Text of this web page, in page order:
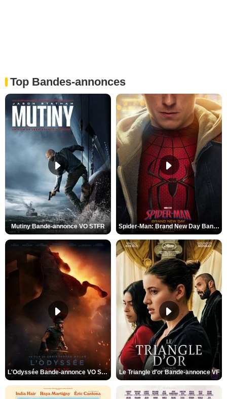
Top Bandes-annonces
Mutiny Bande-annonce VO STFR Spider-Man: Brand New Day Bande-annonce VO STFR
L'Odyssée Bande-annonce VO STFR Le Triangle d'or Bande-annonce VF